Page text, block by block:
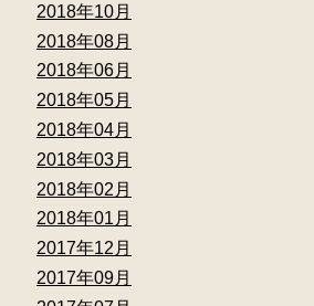
2018年10月
2018年08月
2018年06月
2018年05月
2018年04月
2018年03月
2018年02月
2018年01月
2017年12月
2017年09月